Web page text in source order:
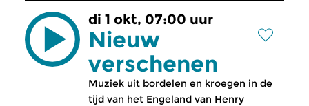
di 1 okt, 07:00 uur
Nieuw
verschenen
Muziek uit bordelen en kroegen in de
tijd van het Engeland van Henry